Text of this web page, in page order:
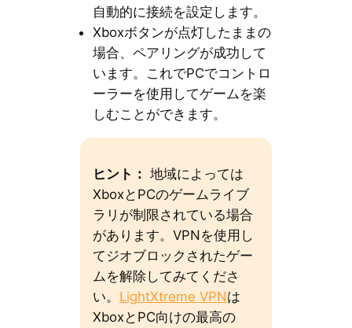
自動的に接続を設定します。
Xboxボタンが点灯したままの
場合、ペアリングが成功して
います。これでPCでコントロ
ーラーを使用してゲームを楽
しむことができます。
ヒント： 地域によっては
XboxとPCのゲームライブ
ラリが制限されている場合
があります。VPNを使用し
てジオブロックされたゲー
ムを解除してみてくださ
い。 LightXtreme VPNは
XboxとPC向けの最高の